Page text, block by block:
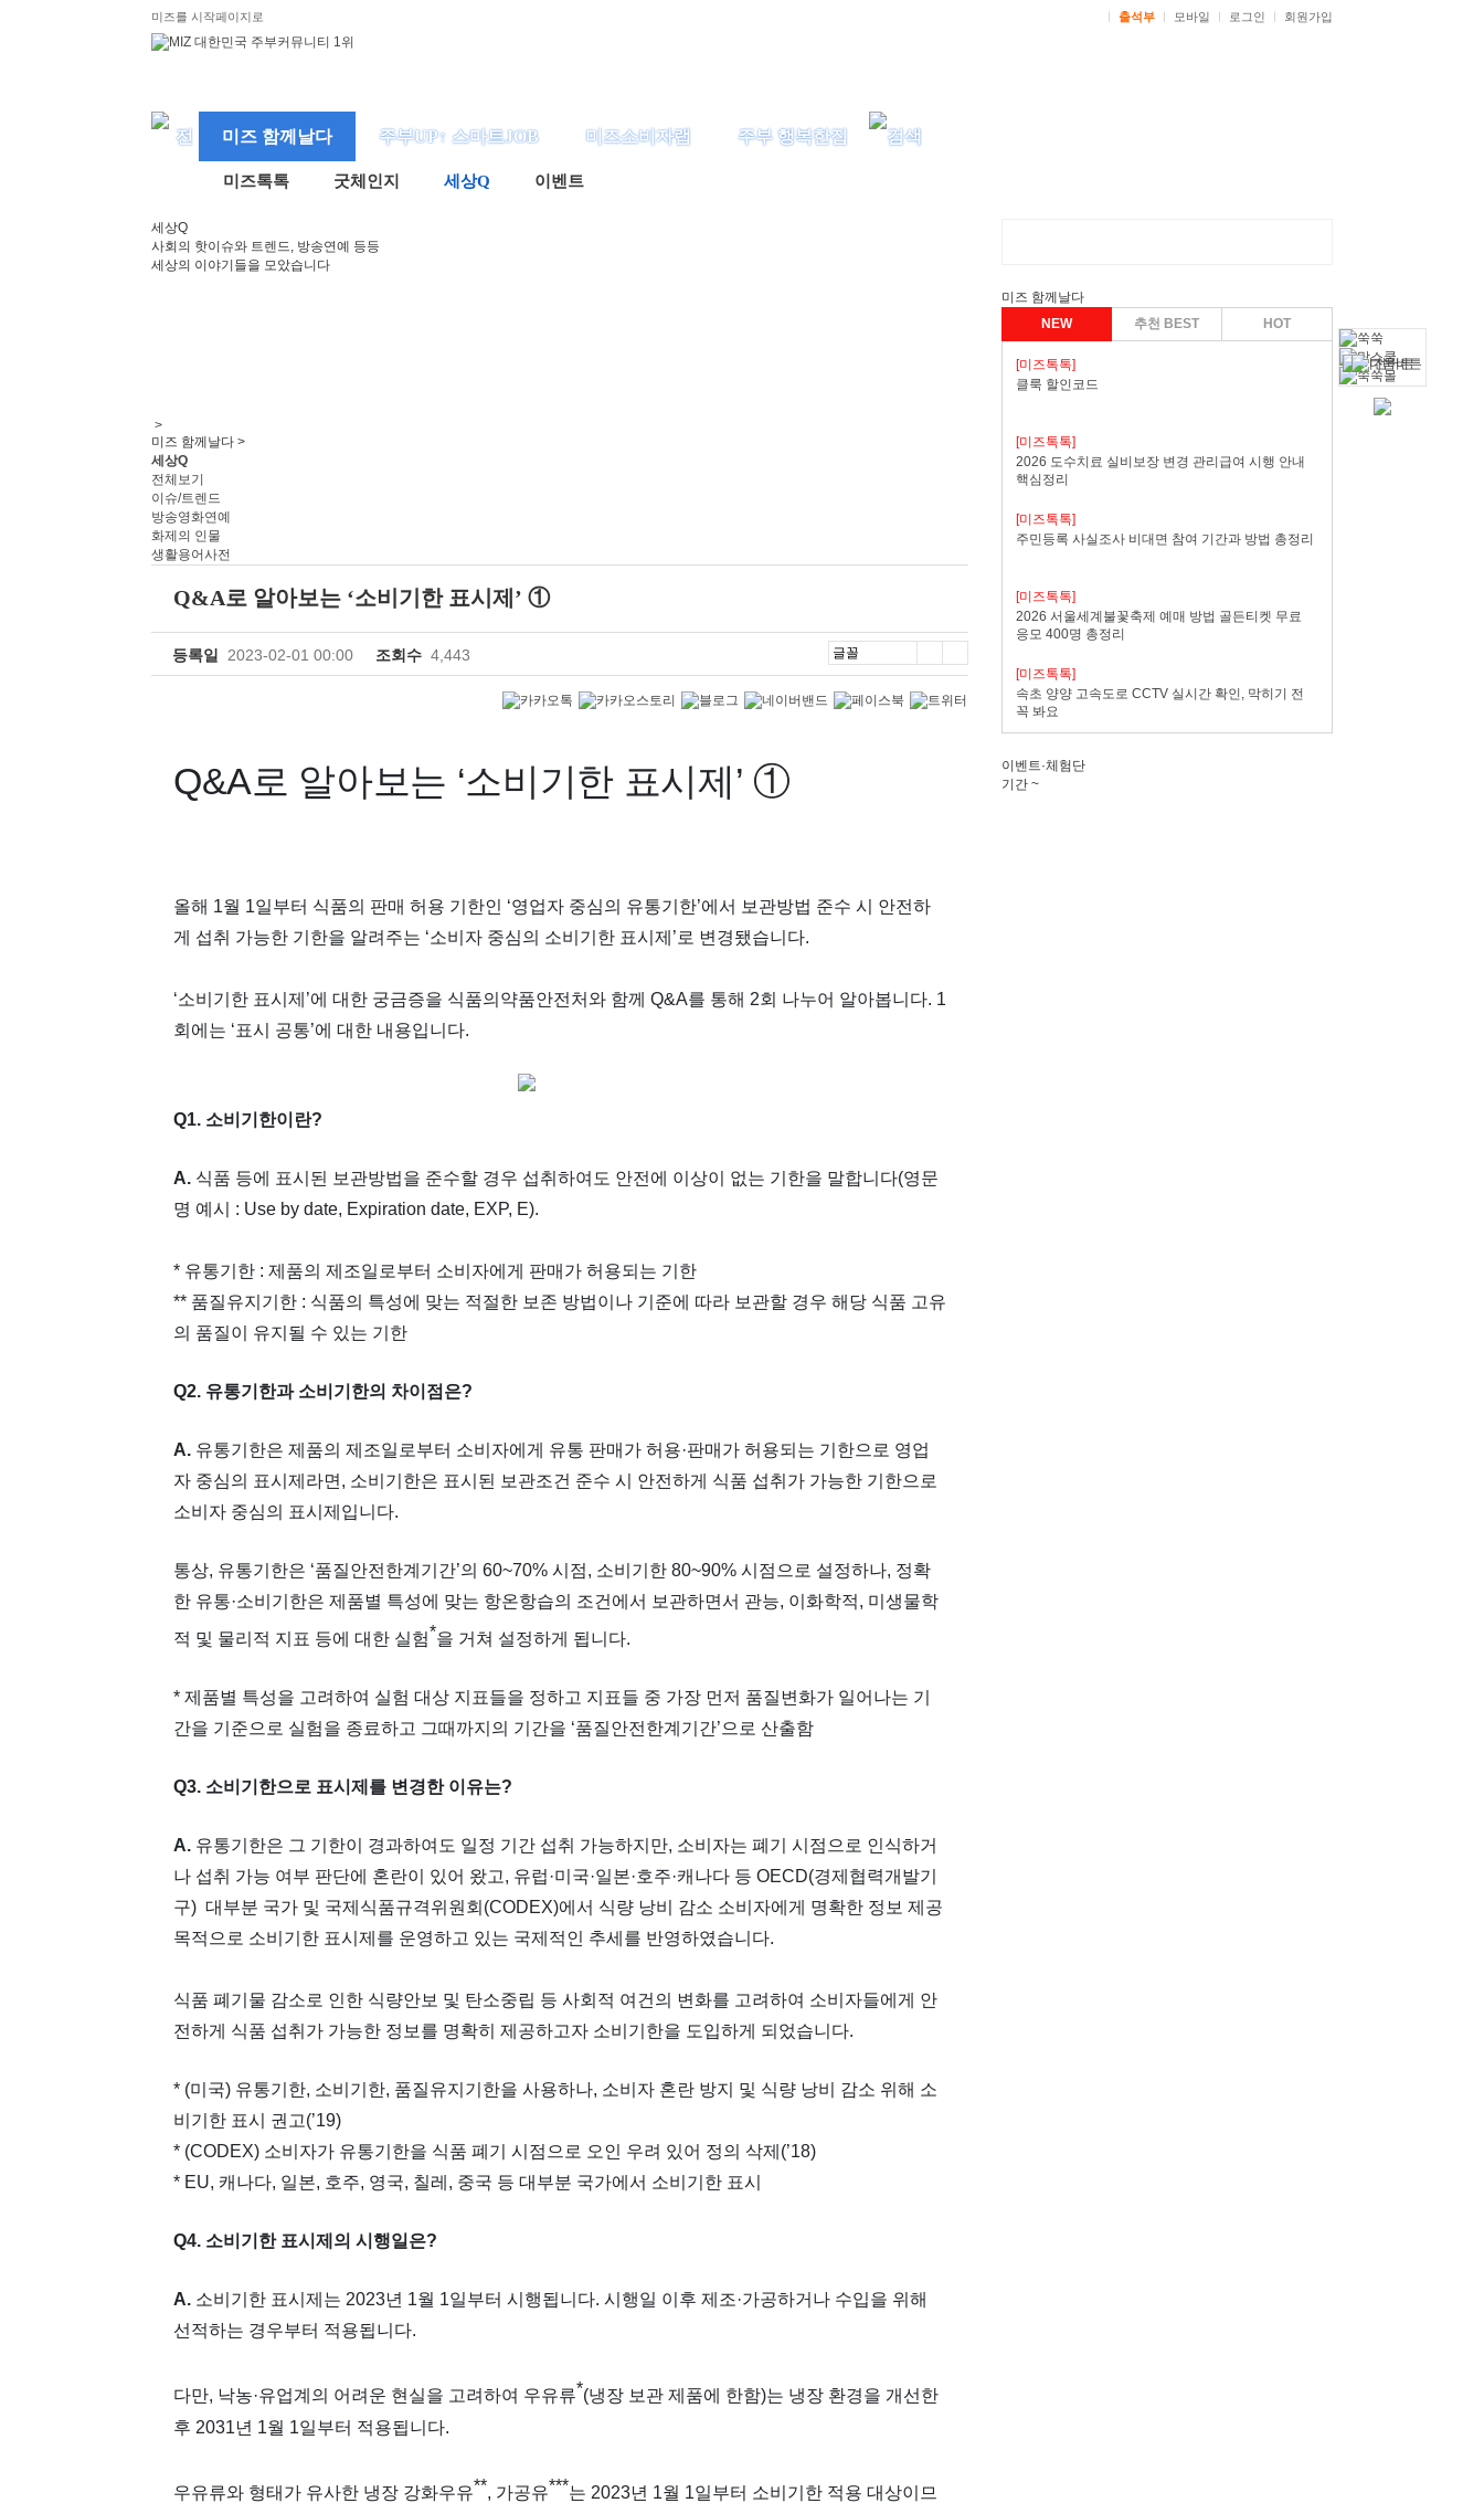
미즈를 시작페이지로 출석부 모바일 로그인 회원가입
미즈 함께날다 주부UP↑ 스마트JOB 미즈소비자랩 주부 행복한집
미즈톡톡 굿체인지 세상Q 이벤트
세상Q
사회의 핫이슈와 트렌드, 방송연예 등등
세상의 이야기들을 모았습니다
>
미즈 함께날다 >
세상Q
전체보기
이슈/트렌드
방송영화연예
화제의 인물
생활용어사전
Q&A로 알아보는 ‘소비기한 표시제’ ①
등록일 2023-02-01 00:00 조회수 4,443
Q&A로 알아보는 ‘소비기한 표시제’ ①
올해 1월 1일부터 식품의 판매 허용 기한인 ‘영업자 중심의 유통기한’에서 보관방법 준수 시 안전하
게 섭취 가능한 기한을 알려주는 ‘소비자 중심의 소비기한 표시제’로 변경됐습니다.
‘소비기한 표시제’에 대한 궁금증을 식품의약품안전처와 함께 Q&A를 통해 2회 나누어 알아봅니다. 1
회에는 ‘표시 공통’에 대한 내용입니다.
Q1. 소비기한이란?
A. 식품 등에 표시된 보관방법을 준수할 경우 섭취하여도 안전에 이상이 없는 기한을 말합니다(영문
명 예시 : Use by date, Expiration date, EXP, E).
* 유통기한 : 제품의 제조일로부터 소비자에게 판매가 허용되는 기한
** 품질유지기한 : 식품의 특성에 맞는 적절한 보존 방법이나 기준에 따라 보관할 경우 해당 식품 고유
의 품질이 유지될 수 있는 기한
Q2. 유통기한과 소비기한의 차이점은?
A. 유통기한은 제품의 제조일로부터 소비자에게 유통 판매가 허용·판매가 허용되는 기한으로 영업
자 중심의 표시제라면, 소비기한은 표시된 보관조건 준수 시 안전하게 식품 섭취가 가능한 기한으로
소비자 중심의 표시제입니다.
통상, 유통기한은 ‘품질안전한계기간’의 60~70% 시점, 소비기한 80~90% 시점으로 설정하나, 정확
한 유통·소비기한은 제품별 특성에 맞는 항온항습의 조건에서 보관하면서 관능, 이화학적, 미생물학
적 및 물리적 지표 등에 대한 실험*을 거쳐 설정하게 됩니다.
* 제품별 특성을 고려하여 실험 대상 지표들을 정하고 지표들 중 가장 먼저 품질변화가 일어나는 기
간을 기준으로 실험을 종료하고 그때까지의 기간을 ‘품질안전한계기간’으로 산출함
Q3. 소비기한으로 표시제를 변경한 이유는?
A. 유통기한은 그 기한이 경과하여도 일정 기간 섭취 가능하지만, 소비자는 폐기 시점으로 인식하거
나 섭취 가능 여부 판단에 혼란이 있어 왔고, 유럽·미국·일본·호주·캐나다 등 OECD(경제협력개발기
구) 대부분 국가 및 국제식품규격위원회(CODEX)에서 식량 낭비 감소 소비자에게 명확한 정보 제공
목적으로 소비기한 표시제를 운영하고 있는 국제적인 추세를 반영하였습니다.
식품 폐기물 감소로 인한 식량안보 및 탄소중립 등 사회적 여건의 변화를 고려하여 소비자들에게 안
전하게 식품 섭취가 가능한 정보를 명확히 제공하고자 소비기한을 도입하게 되었습니다.
* (미국) 유통기한, 소비기한, 품질유지기한을 사용하나, 소비자 혼란 방지 및 식량 낭비 감소 위해 소
비기한 표시 권고(’19)
* (CODEX) 소비자가 유통기한을 식품 폐기 시점으로 오인 우려 있어 정의 삭제(’18)
* EU, 캐나다, 일본, 호주, 영국, 칠레, 중국 등 대부분 국가에서 소비기한 표시
Q4. 소비기한 표시제의 시행일은?
A. 소비기한 표시제는 2023년 1월 1일부터 시행됩니다. 시행일 이후 제조·가공하거나 수입을 위해
선적하는 경우부터 적용됩니다.
다만, 낙농·유업계의 어려운 현실을 고려하여 우유류*(냉장 보관 제품에 한함)는 냉장 환경을 개선한
후 2031년 1월 1일부터 적용됩니다.
우유류와 형태가 유사한 냉장 강화우유**, 가공유***는 2023년 1월 1일부터 소비기한 적용 대상이므
미즈 함께날다
NEW
추천 BEST HOT
[미즈톡톡]
클룩 할인코드
[미즈톡톡]
2026 도수치료 실비보장 변경 관리급여 시행 안내
핵심정리
[미즈톡톡]
주민등록 사실조사 비대면 참여 기간과 방법 총정리
[미즈톡톡]
2026 서울세계불꽃축제 예매 방법 골든티켓 무료
응모 400명 총정리
[미즈톡톡]
속초 양양 고속도로 CCTV 실시간 확인, 막히기 전
꼭 봐요
이벤트·체험단
기간 ~